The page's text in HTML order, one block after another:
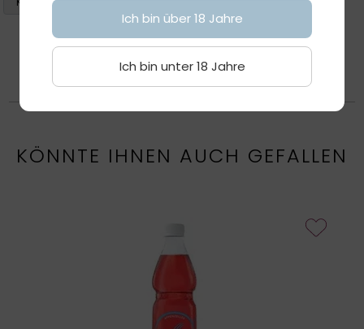
KÖNNTE IHNEN AUCH GEFALLEN
Ich bin über 18 Jahre
Ich bin unter 18 Jahre